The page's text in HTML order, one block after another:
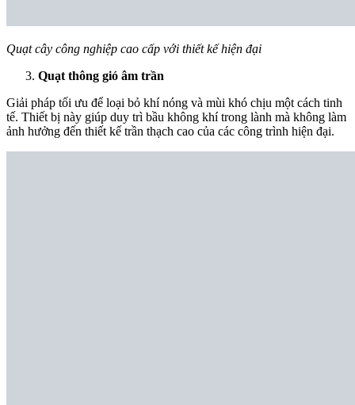
Quạt cây công nghiệp cao cấp với thiết kế hiện đại
Quạt thông gió âm trần
Giải pháp tối ưu để loại bỏ khí nóng và mùi khó chịu một cách tinh
tế. Thiết bị này giúp duy trì bầu không khí trong lành mà không làm
ảnh hưởng đến thiết kế trần thạch cao của các công trình hiện đại.